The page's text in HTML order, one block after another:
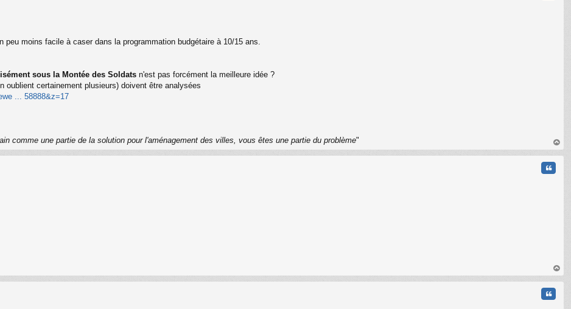
peu moins facile à caser dans la programmation budgétaire à 10/15 ans.
sous la Montée des Soldats n'est pas forcément la meilleure idée ?
oublient certainement plusieurs) doivent être analysées
... 58888&z=17
comme une partie de la solution pour l'aménagement des villes, vous êtes une partie du problème"
au
au